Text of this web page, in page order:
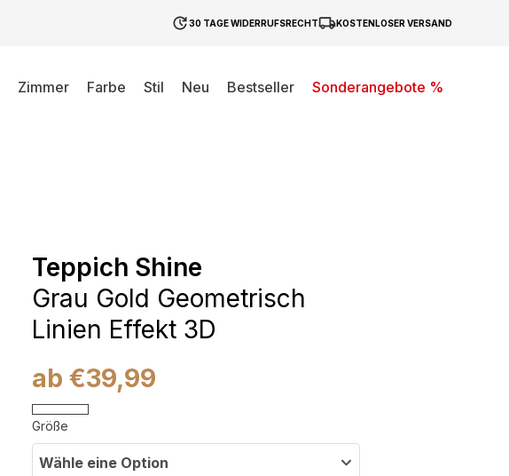
30 TAGE WIDERRUFSRECHT KOSTENLOSER VERSAND
Zimmer Farbe Stil Neu Bestseller
Sonderangebote %
Teppich Shine
Grau Gold Geometrisch
Linien Effekt 3D
ab €39,99
Größe
Wähle eine Option